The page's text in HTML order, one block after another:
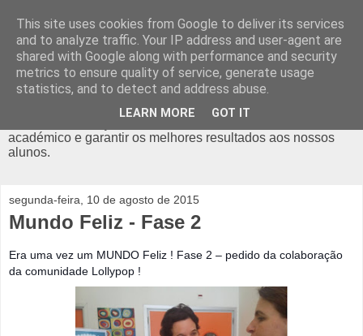
Diário do Lollypop
O Lollypop é um ATL em Odivelas, com actividades como o
Futebol, Hip Hop, Capoeira, Teatro, Yoga, Ballet, Inglês, e
muito mais. Com alvará da Segurança Social, é um espaço
académico e garantir os melhores resultados aos nossos
alunos.
segunda-feira, 10 de agosto de 2015
Mundo Feliz - Fase 2
Era uma vez um MUNDO Feliz ! Fase 2 – pedido da colaboração
da comunidade Lollypop !
This site uses cookies from Google to deliver its services
and to analyze traffic. Your IP address and user-agent are
shared with Google along with performance and security
metrics to ensure quality of service, generate usage
statistics, and to detect and address abuse.
LEARN MORE GOT IT